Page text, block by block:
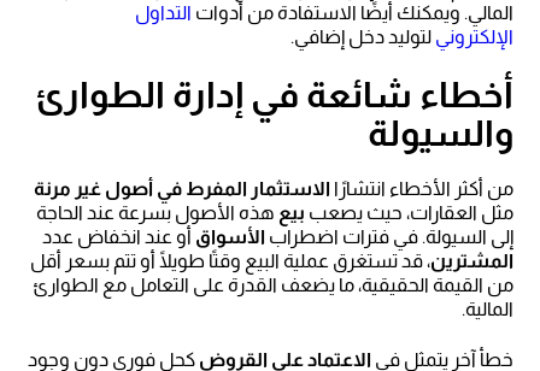
المالي. ويمكنك أيضًا الاستفادة من أدوات التداول
الإلكتروني لتوليد دخل إضافي.
أخطاء شائعة في إدارة الطوارئ
والسيولة
من أكثر الأخطاء انتشارًا الاستثمار المفرط في أصول غير مرنة
مثل العقارات، حيث يصعب بيع هذه الأصول بسرعة عند الحاجة
إلى السيولة. في فترات اضطراب الأسواق أو عند انخفاض عدد
المشترين، قد تستغرق عملية البيع وقتًا طويلًا أو تتم بسعر أقل
من القيمة الحقيقية، ما يضعف القدرة على التعامل مع الطوارئ
المالية.
خطأ آخر يتمثل في الاعتماد على القروض كحل فوري دون وجود